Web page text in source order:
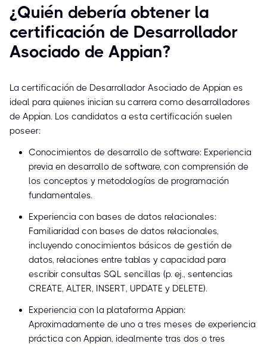
¿Quién debería obtener la
certificación de Desarrollador
Asociado de Appian?
La certificación de Desarrollador Asociado de Appian es
ideal para quienes inician su carrera como desarrolladores
de Appian. Los candidatos a esta certificación suelen
poseer:
Conocimientos de desarrollo de software: Experiencia
previa en desarrollo de software, con comprensión de
los conceptos y metodologías de programación
fundamentales.
Experiencia con bases de datos relacionales:
Familiaridad con bases de datos relacionales,
incluyendo conocimientos básicos de gestión de
datos, relaciones entre tablas y capacidad para
escribir consultas SQL sencillas (p. ej., sentencias
CREATE, ALTER, INSERT, UPDATE y DELETE).
Experiencia con la plataforma Appian:
Aproximadamente de uno a tres meses de experiencia
práctica con Appian, idealmente tras dos o tres